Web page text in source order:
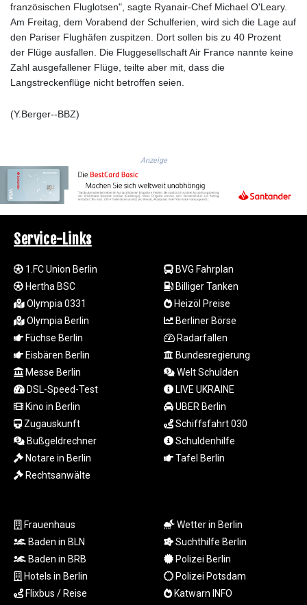
LTL 3.413808
MNT
4157.558143
MOP 9.341598
2004.537163
MXN 19.809677
MYR 4.729001
MZN 73.883747
NAD 18.780552
NGN
NIO 42.541205
NOK 10.981266
NPR 176.003933
NZD 1.961655
OMR 0.444533
PAB 1.155994
PLN 4.299776
PYG 6873.88175
QAR 4.225923
RON 5.25054
RSD 117.323733
französischen Fluglotsen", sagte Ryanair-Chef Michael O'Leary.
Am Freitag, dem Vorabend der Schulferien, wird sich die Lage auf
den Pariser Flughäfen zuspitzen. Dort sollen bis zu 40 Prozent
der Flüge ausfallen. Die Fluggesellschaft Air France nannte keine
Zahl ausgefallener Flüge, teilte aber mit, dass die
Langstreckenflüge nicht betroffen seien.
(Y.Berger--BBZ)
Anzeige
Service-Links
1.FC Union Berlin
Hertha BSC
Olympia 0331
Olympia Berlin
Füchse Berlin
Eisbären Berlin
Messe Berlin
DSL-Speed-Test
Kino in Berlin
Zugauskunft
Bußgeldrechner
Notare in Berlin
Rechtsanwälte
BVG Fahrplan
Billiger Tanken
Heizöl Preise
Berliner Börse
Radarfallen
Bundesregierung
Welt Schulden
LIVE UKRAINE
UBER Berlin
Schiffsfahrt 030
Schuldenhilfe
Tafel Berlin
Frauenhaus
Baden in BLN
Baden in BRB
Hotels in Berlin
Flixbus / Reise
Wetter in Berlin
Suchthilfe Berlin
Polizei Berlin
Polizei Potsdam
Katwarn INFO